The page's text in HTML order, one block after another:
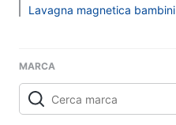
Salute e igiene
Lavagna magnetica bambini
MARCA